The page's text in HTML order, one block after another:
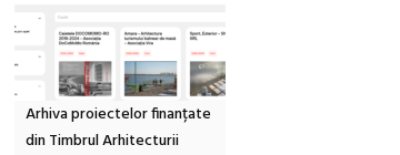
Arhiva proiectelor finanțate
din Timbrul Arhitecturii